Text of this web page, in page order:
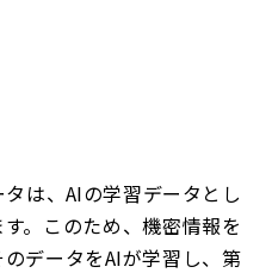
は、AIの学習データとし
。このため、機密情報を
データをAIが学習し、第